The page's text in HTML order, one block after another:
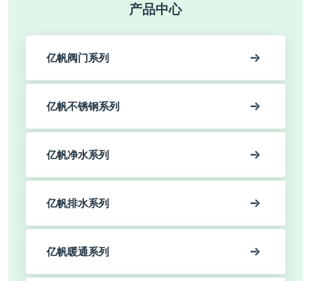
产品中心
亿帆阀门系列
亿帆不锈钢系列
亿帆净水系列
亿帆排水系列
亿帆暖通系列